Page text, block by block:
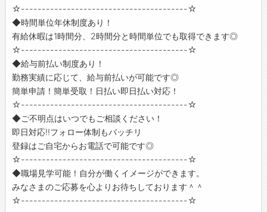
☆----------------------------------------☆
◆時間単位年休制度あり！
有給休暇は1時間分、2時間分と時間単位でも取得できます◎
☆----------------------------------------☆
◆給与前払い制度あり！
勤務実績に応じて、給与前払いが可能です◎
簡単申請！簡単受取！日払い即日払い対応！
☆----------------------------------------☆
◆ご不明点はいつでもご相談ください！
即日対応!!フォロー体制もバッチリ
登録はご自宅からお電話で可能です◎
☆----------------------------------------☆
◆職場見学可能！自分が働くイメージができます。
みなさまのご応募を心よりお待ちしております＾＾
☆----------------------------------------☆